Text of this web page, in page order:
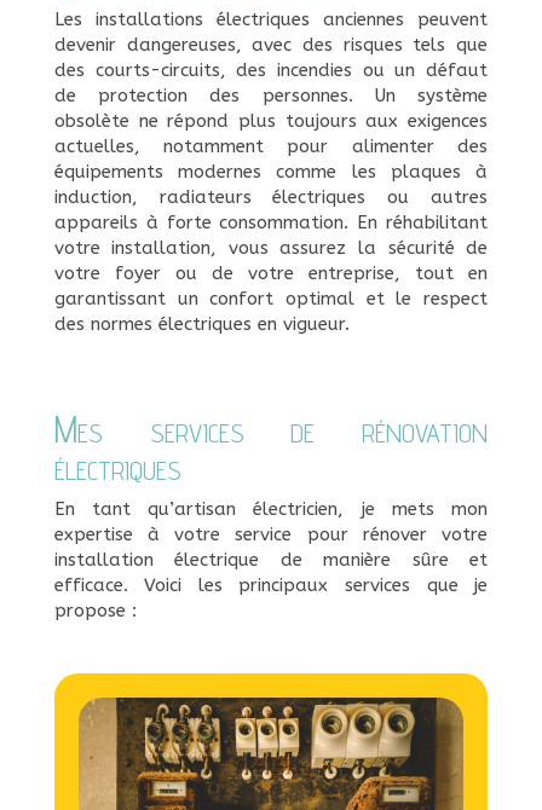
Les installations électriques anciennes peuvent
devenir dangereuses, avec des risques tels que
des courts-circuits, des incendies ou un défaut
de protection des personnes. Un système
obsolète ne répond plus toujours aux exigences
actuelles, notamment pour alimenter des
équipements modernes comme les plaques à
induction, radiateurs électriques ou autres
appareils à forte consommation. En réhabilitant
votre installation, vous assurez la sécurité de
votre foyer ou de votre entreprise, tout en
garantissant un confort optimal et le respect
des normes électriques en vigueur.
Mes services de rénovation
électriques
En tant qu’artisan électricien, je mets mon
expertise à votre service pour rénover votre
installation électrique de manière sûre et
efficace. Voici les principaux services que je
propose :